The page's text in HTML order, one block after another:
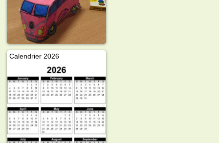
Calendrier 2026